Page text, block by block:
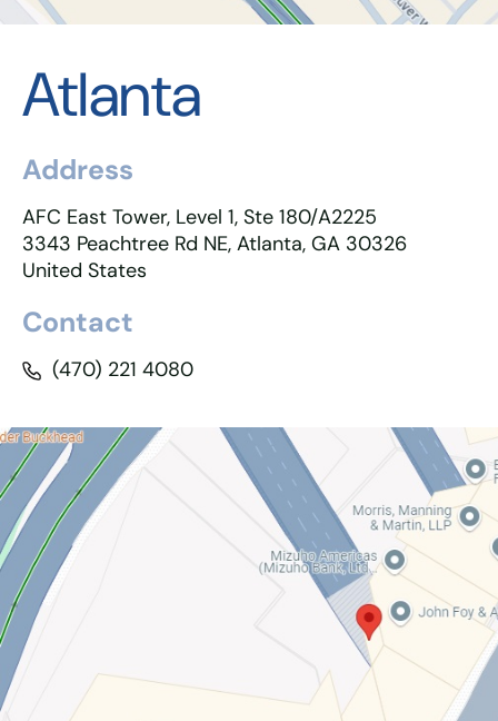
Atlanta
Address
AFC East Tower, Level 1, Ste 180/A2225
3343 Peachtree Rd NE, Atlanta, GA 30326
United States
Contact
(470) 221 4080